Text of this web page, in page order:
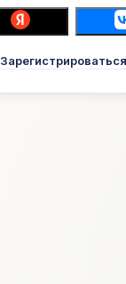
Зарегистрироваться